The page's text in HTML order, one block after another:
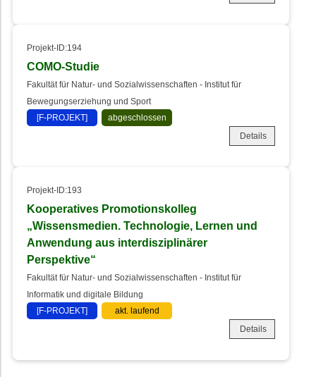
Projekt-ID:194
COMO-Studie
Fakultät für Natur- und Sozialwissenschaften - Institut für
Bewegungserziehung und Sport
[F-PROJEKT]
abgeschlossen
Details
Projekt-ID:193
Kooperatives Promotionskolleg
„Wissensmedien. Technologie, Lernen und
Anwendung aus interdisziplinärer
Perspektive“
Fakultät für Natur- und Sozialwissenschaften - Institut für
Informatik und digitale Bildung
[F-PROJEKT]
akt. laufend
Details